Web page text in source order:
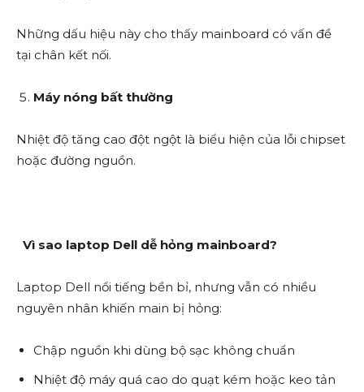
Những dấu hiệu này cho thấy mainboard có vấn đề
tại chân kết nối.
Máy nóng bất thường
Nhiệt độ tăng cao đột ngột là biểu hiện của lỗi chipset
hoặc đường nguồn.
Vì sao laptop Dell dễ hỏng mainboard?
Laptop Dell nổi tiếng bền bỉ, nhưng vẫn có nhiều
nguyên nhân khiến main bị hỏng:
Chập nguồn khi dùng bộ sạc không chuẩn
Nhiệt độ máy quá cao do quạt kém hoặc keo tản